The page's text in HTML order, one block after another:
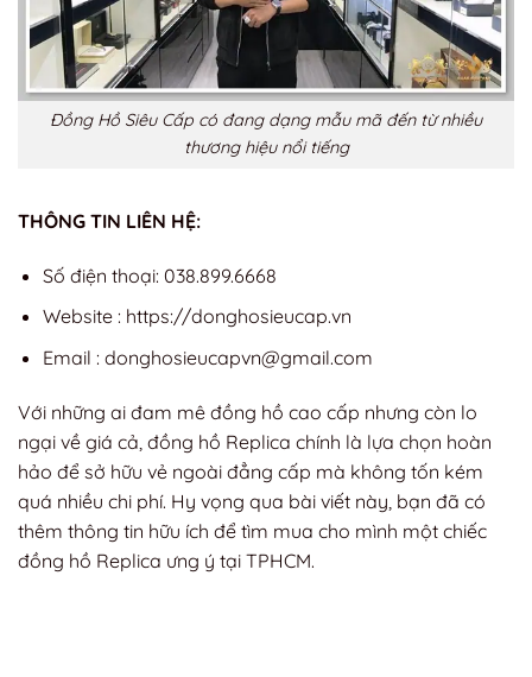
Đồng Hồ Siêu Cấp có đang dạng mẫu mã đến từ nhiều
thương hiệu nổi tiếng
THÔNG TIN LIÊN HỆ:
Số điện thoại: 038.899.6668
Website : https://donghosieucap.vn
Email : donghosieucapvn@gmail.com
Với những ai đam mê đồng hồ cao cấp nhưng còn lo
ngại về giá cả, đồng hồ Replica chính là lựa chọn hoàn
hảo để sở hữu vẻ ngoài đẳng cấp mà không tốn kém
quá nhiều chi phí. Hy vọng qua bài viết này, bạn đã có
thêm thông tin hữu ích để tìm mua cho mình một chiếc
đồng hồ Replica ưng ý tại TPHCM.